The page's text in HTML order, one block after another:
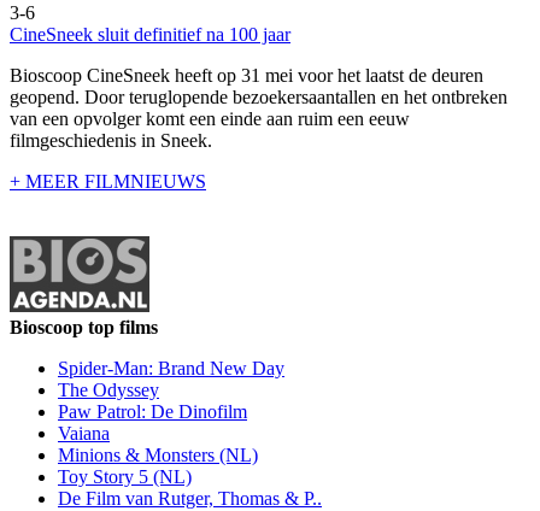
3-6
CineSneek sluit definitief na 100 jaar
Bioscoop CineSneek heeft op 31 mei voor het laatst de deuren
geopend. Door teruglopende bezoekersaantallen en het ontbreken
van een opvolger komt een einde aan ruim een eeuw
filmgeschiedenis in Sneek.
+ MEER FILMNIEUWS
Bioscoop top films
Spider-Man: Brand New Day
The Odyssey
Paw Patrol: De Dinofilm
Vaiana
Minions & Monsters (NL)
Toy Story 5 (NL)
De Film van Rutger, Thomas & P..